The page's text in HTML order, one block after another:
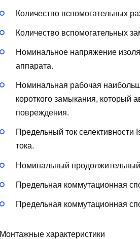
Количество вспомогательных
Количество вспомогательных
Номинальное напряжение
аппарата.
Номинальная рабочая
короткого замыкания, который
повреждения.
Предельный ток селективности
тока.
Номинальный продолжительный
Предельная коммутационная
Предельная коммутационная
Монтажные характеристики